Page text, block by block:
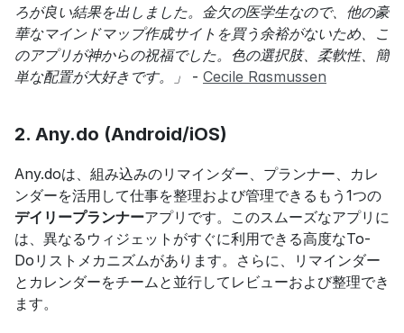
ろが良い結果を出しました。金欠の医学生なので、他の豪
華なマインドマップ作成サイトを買う余裕がないため、こ
のアプリが神からの祝福でした。色の選択肢、柔軟性、簡
単な配置が大好きです。」
- Cecile Rasmussen
2. Any.do (Android/iOS)
Any.doは、組み込みのリマインダー、プランナー、カレ
ンダーを活用して仕事を整理および管理できるもう1つの
デイリープランナーアプリです。このスムーズなアプリに
は、異なるウィジェットがすぐに利用できる高度なTo-
Doリストメカニズムがあります。さらに、リマインダー
とカレンダーをチームと並行してレビューおよび整理でき
ます。